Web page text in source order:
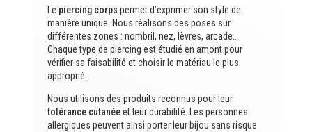
Le piercing corps permet d’exprimer son style de
manière unique. Nous réalisons des poses sur
différentes zones : nombril, nez, lèvres, arcade…
Chaque type de piercing est étudié en amont pour
vérifier sa faisabilité et choisir le matériau le plus
approprié.
Nous utilisons des produits reconnus pour leur
tolérance cutanéeet leur durabilité. Les personnes
allergiques peuvent ainsi porter leur bijou sans risque